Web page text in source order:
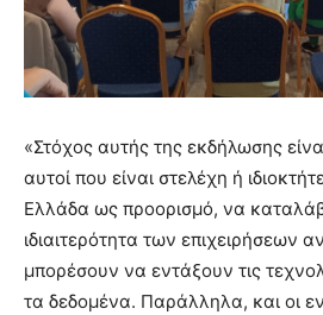
«Στόχος αυτής της εκδήλωσης
αυτοί που είναι στελέχη ή
Ελλάδα ως προορισμό, να
ιδιαιτερότητα των επιχειρήσεων
μπορέσουν να εντάξουν τις
τα δεδομένα. Παράλληλα, και οι